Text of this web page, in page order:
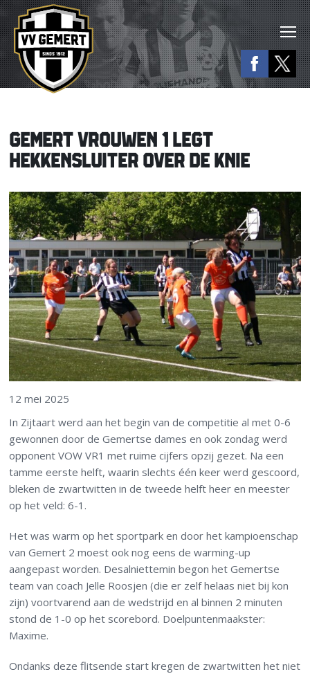
GEMERT VROUWEN 1 LEGT
HEKKENSLUITER OVER DE KNIE
12 mei 2025
In Zijtaart werd aan het begin van de competitie al met 0-6
gewonnen door de Gemertse dames en ook zondag werd
opponent VOW VR1 met ruime cijfers opzij gezet. Na een
tamme eerste helft, waarin slechts één keer werd gescoord,
bleken de zwartwitten in de tweede helft heer en meester
op het veld: 6-1.
Het was warm op het sportpark en door het kampioenschap
van Gemert 2 moest ook nog eens de warming-up
aangepast worden. Desalniettemin begon het Gemertse
team van coach Jelle Roosjen (die er zelf helaas niet bij kon
zijn) voortvarend aan de wedstrijd en al binnen 2 minuten
stond de 1-0 op het scorebord. Doelpuntenmaakster:
Maxime.
Ondanks deze flitsende start kregen de zwartwitten het niet